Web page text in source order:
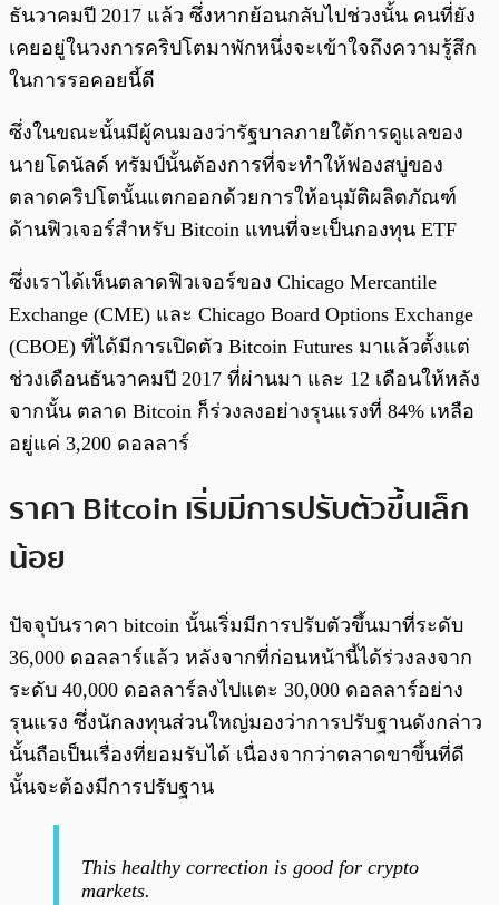
ธันวาคมปี 2017 แล้ว ซึ่งหากย้อนกลับไปช่วงนั้น คนที่ยัง
เคยอยู่ในวงการคริปโตมาพักหนึ่งจะเข้าใจถึงความรู้สึก
ในการรอคอยนี้ดี
ซึ่งในขณะนั้นมีผู้คนมองว่ารัฐบาลภายใต้การดูแลของ
นายโดนัลด์ ทรัมป์นั้นต้องการที่จะทำให้ฟองสบู่ของ
ตลาดคริปโตนั้นแตกออกด้วยการให้อนุมัติผลิตภัณฑ์
ด้านฟิวเจอร์สำหรับ Bitcoin แทนที่จะเป็นกองทุน ETF
ซึ่งเราได้เห็นตลาดฟิวเจอร์ของ Chicago Mercantile
Exchange (CME) และ Chicago Board Options Exchange
(CBOE) ที่ได้มีการเปิดตัว Bitcoin Futures มาแล้วตั้งแต่
ช่วงเดือนธันวาคมปี 2017 ที่ผ่านมา และ 12 เดือนให้หลัง
จากนั้น ตลาด Bitcoin ก็ร่วงลงอย่างรุนแรงที่ 84% เหลือ
อยู่แค่ 3,200 ดอลลาร์
ราคา Bitcoin เริ่มมีการปรับตัวขึ้นเล็ก
น้อย
ปัจจุบันราคา bitcoin นั้นเริ่มมีการปรับตัวขึ้นมาที่ระดับ
36,000 ดอลลาร์แล้ว หลังจากที่ก่อนหน้านี้ได้ร่วงลงจาก
ระดับ 40,000 ดอลลาร์ลงไปแตะ 30,000 ดอลลาร์อย่าง
รุนแรง ซึ่งนักลงทุนส่วนใหญ่มองว่าการปรับฐานดังกล่าว
นั้นถือเป็นเรื่องที่ยอมรับได้ เนื่องจากว่าตลาดขาขึ้นที่ดี
นั้นจะต้องมีการปรับฐาน
This healthy correction is good for crypto
markets.